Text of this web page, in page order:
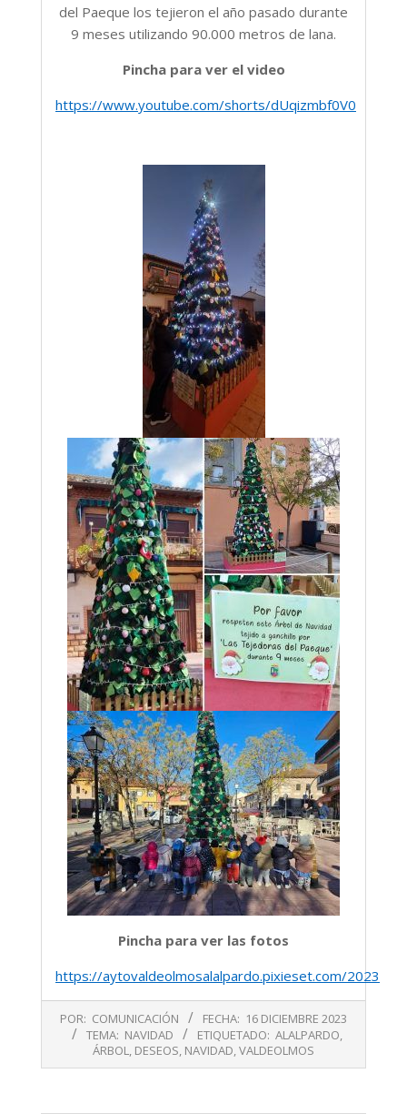
del Paeque los tejieron el año pasado durante
9 meses utilizando 90.000 metros de lana.
Pincha para ver el video
https://www.youtube.com/shorts/dUqizmbf0V0
Pincha para ver las fotos
https://aytovaldeolmosalalpardo.pixieset.com/
12-
POR: COMUNICACIÓN FECHA: 16 DICIEMBRE 2023
TEMA: NAVIDAD ETIQUETADO: ALALPARDO
ÁRBOL
DESEOS NAVIDAD VALDEOLMOS